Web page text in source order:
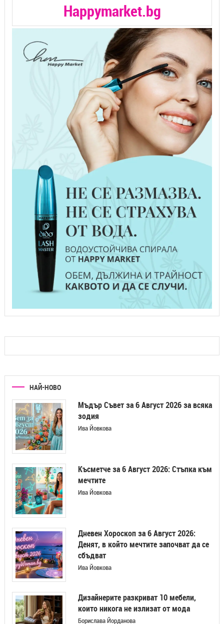
Happymarket.bg
НАЙ-НОВО
Мъдър Съвет за 6 Август 2026 за всяка
зодия
Ива Йовкова
Късметче за 6 Август 2026: Стъпка към
мечтите
Ива Йовкова
Дневен Хороскоп за 6 Август 2026:
Денят, в който мечтите започват да се
сбъдват
Ива Йовкова
Дизайнерите разкриват 10 мебели,
които никога не излизат от мода
Борислава Йорданова